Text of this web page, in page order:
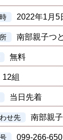
2022年1月5
南部親子つ
無料
12組
当日先着
せ先 南部親
099-266-